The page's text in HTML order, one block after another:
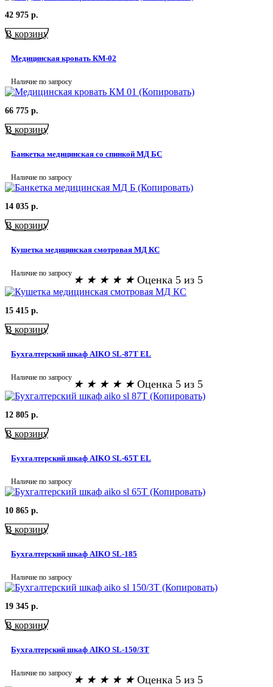
42 975 р.
В корзину
Медицинская кровать КМ-02
Наличие по запросу
66 775 р.
В корзину
Банкетка медицинская со спинкой МД БС
Наличие по запросу
14 035 р.
В корзину
Кушетка медицинская смотровая МД КС
Наличие по запросу
★ ★ ★ ★ ★ Оценка 5 из 5
15 415 р.
В корзину
Бухгалтерский шкаф AIKO SL-87Т EL
Наличие по запросу
★ ★ ★ ★ ★ Оценка 5 из 5
12 805 р.
В корзину
Бухгалтерский шкаф AIKO SL-65Т EL
Наличие по запросу
10 865 р.
В корзину
Бухгалтерский шкаф AIKO SL-185
Наличие по запросу
19 345 р.
В корзину
Бухгалтерский шкаф AIKO SL-150/3Т
Наличие по запросу
★ ★ ★ ★ ★ Оценка 5 из 5